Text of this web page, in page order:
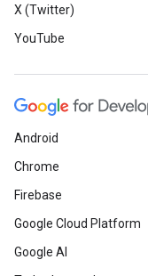
X (Twitter)
YouTube
Android
Chrome
Firebase
Google Cloud Platform
Google AI